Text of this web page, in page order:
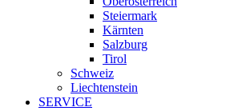
Steiermark
Kärnten
Salzburg
Tirol
Schweiz
Liechtenstein
SERVICE